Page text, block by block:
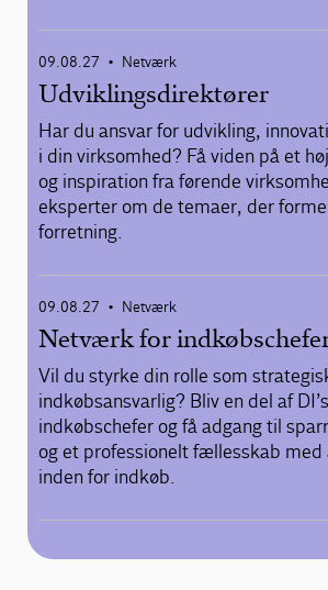
09.08.27 • Netværk
Udviklingsdirektører
Har du ansvar for udvikling,
i din virksomhed? Få viden på et
og inspiration fra førende
eksperter om de temaer, der
forretning.
09.08.27 • Netværk
Netværk for
Vil du styrke din rolle som
indkøbsansvarlig? Bliv en del af
indkøbschefer og få adgang til
og et professionelt fællesskab med
inden for indkøb.